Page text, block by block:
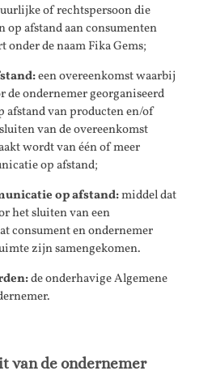
of rechtspersoon die
op afstand aan consumenten
onder de naam Fika Gems;
een overeenkomst waarbij
de ondernemer georganiseerd
afstand van producten en/of
van de overeenkomst
wordt van één of meer
op afstand;
op afstand:middel dat
het sluiten van een
consument en ondernemer
zijn samengekomen.
de onderhavige Algemene
van de ondernemer